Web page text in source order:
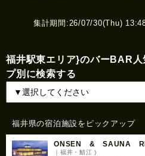
集計期間:26/07/30(Thu)
福井駅東エリア}のバーBAR人
プ別に検索する
福井県の宿泊施設をピックアップ
ONSEN & SAUNA
｜福井・鯖江 )